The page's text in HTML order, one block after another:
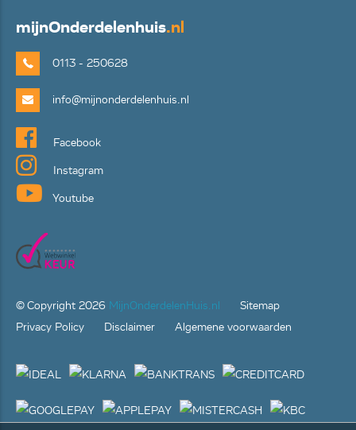
mijnOnderdelenhuis.nl
0113 - 250628
info@mijnonderdelenhuis.nl
Facebook
Instagram
Youtube
© Copyright 2026 MijnOnderdelenHuis.nl
Sitemap
Privacy Policy
Disclaimer Algemene voorwaarden